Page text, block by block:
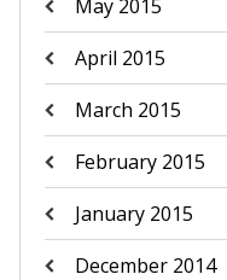
May 2015
April 2015
March 2015
February 2015
January 2015
December 2014